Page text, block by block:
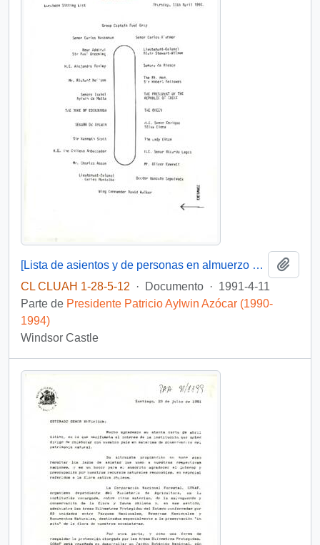
[Lista de asientos y de personas en almuerzo en Windsor Castle].
CL CLUAH 1-28-5-12
· Documento · 1991-4-11
Parte de Presidente Patricio Aylwin Azócar (1990-
1994)
Windsor Castle